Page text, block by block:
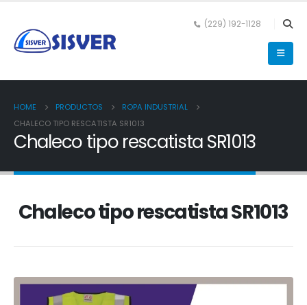
(229) 192-1128
HOME PRODUCTOS
ROPA INDUSTRIAL
CHALECO TIPO RESCATISTA SR1013
Chaleco tipo rescatista SR1013
Chaleco tipo rescatista SR1013